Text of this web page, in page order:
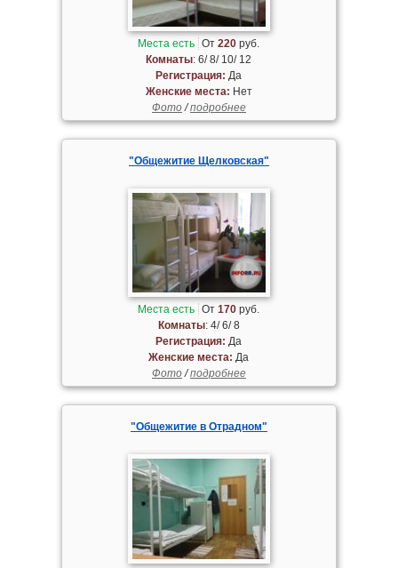
Места есть От220 руб.
Комнаты: 6/ 8/ 10/ 12
Регистрация: Да
Женские места: Нет
Фото/подробнее
"Общежитие Щелковская"
Места есть От170 руб.
Комнаты: 4/ 6/ 8
Регистрация: Да
Женские места: Да
Фото/подробнее
"Общежитие в Отрадном"